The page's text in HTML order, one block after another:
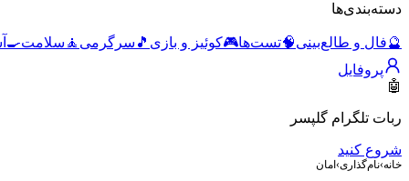
دسته‌بندی‌ها
🔮فال و طالع‌بینی🧠تست‌ها🎮کوئیز و بازی 🎵 سرگرمی 🧘 سلامت🍳
پروفایل
🤖
ربات تلگرام گلپسر
شروع کنید
خانه›نام‌گذاری› امان